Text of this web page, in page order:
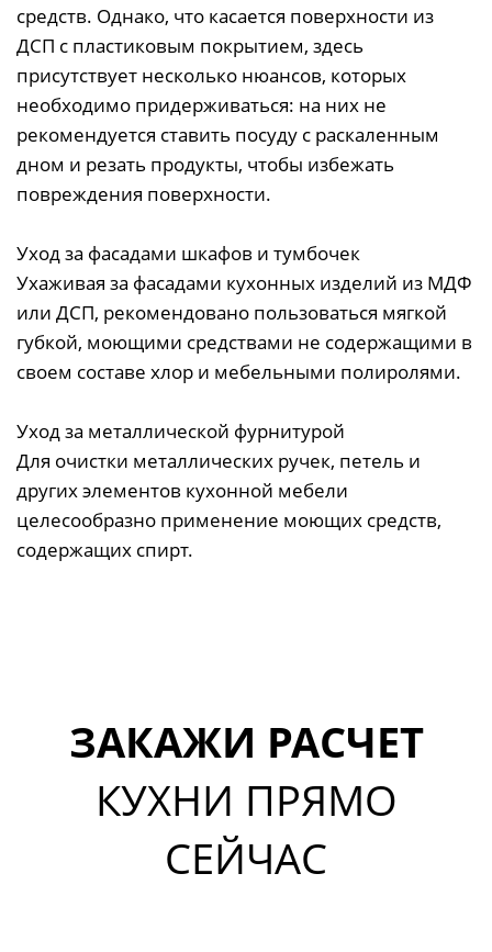
средств. Однако, что касается поверхности из
ДСП с пластиковым покрытием, здесь
присутствует несколько нюансов, которых
необходимо придерживаться: на них не
рекомендуется ставить посуду с раскаленным
дном и резать продукты, чтобы избежать
повреждения поверхности.
Уход за фасадами шкафов и тумбочек
Ухаживая за фасадами кухонных изделий из МДФ
или ДСП, рекомендовано пользоваться мягкой
губкой, моющими средствами не содержащими в
своем составе хлор и мебельными полиролями.
Уход за металлической фурнитурой
Для очистки металлических ручек, петель и
других элементов кухонной мебели
целесообразно применение моющих средств,
содержащих спирт.
ЗАКАЖИ РАСЧЕТ
КУХНИ ПРЯМО
СЕЙЧАС